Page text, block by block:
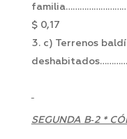
$ 0,17
c) Terrenos
SEGUNDA B‑2 *